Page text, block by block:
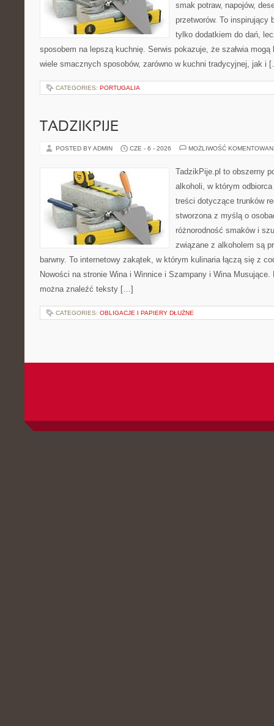
smak potraw, napojów,
przetworów. To inspirujący
tylko dodatkiem do dań,
sposobem na lepszą kuchnię. Serwis pokazuje, że szałwia
wiele smacznych sposobów, zarówno w kuchni tradycyjnej, jak i
CATEGORIES: PORTUGALIA
TADZIKPIJE
POSTED BY ADMIN CZE - 6 - 2026 MOŻLIWOŚĆ
TadzikPije.pl to obszerny
alkoholi, w którym
treści dotyczące trunków
stworzona z myślą o
różnorodność smaków i
związane z alkoholem są
barwny. To internetowy zakątek, w którym kulinaria łączą się z
Nowości na stronie Wina i Winnice i Szampany i Wina Musujące.
można znaleźć teksty […]
CATEGORIES: OBLIGACJE I PAPIERY DŁUŻNE